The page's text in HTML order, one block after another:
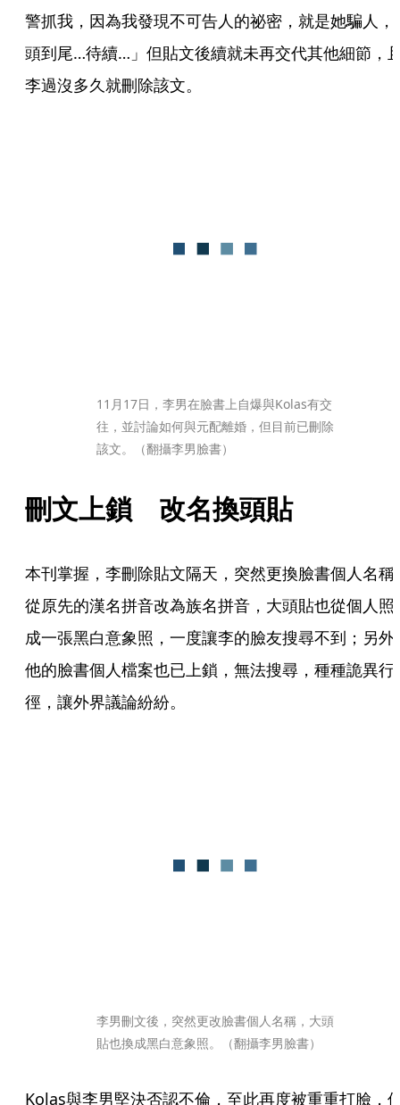
警抓我，因為我發現不可告人的祕密，就是她騙人，
頭到尾…待續…」但貼文後續就未再交代其他細節，
李過沒多久就刪除該文。
11月17日，李男在臉書上自爆與Kolas有交
往，並討論如何與元配離婚，但目前已刪除
該文。（翻攝李男臉書）
刪文上鎖　改名換頭貼
本刊掌握，李刪除貼文隔天，突然更換臉書個人名稱
從原先的漢名拼音改為族名拼音，大頭貼也從個人照
成一張黑白意象照，一度讓李的臉友搜尋不到；另外
他的臉書個人檔案也已上鎖，無法搜尋，種種詭異行
徑，讓外界議論紛紛。
李男刪文後，突然更改臉書個人名稱，大頭
貼也換成黑白意象照。（翻攝李男臉書）
Kolas與李男堅決否認不倫，至此再度被重重打臉，